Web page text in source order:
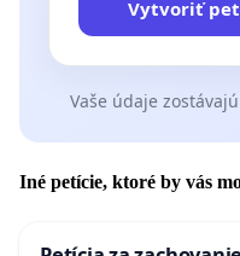
Vytvoriť
Vaše údaje
Iné petície, ktoré by vás